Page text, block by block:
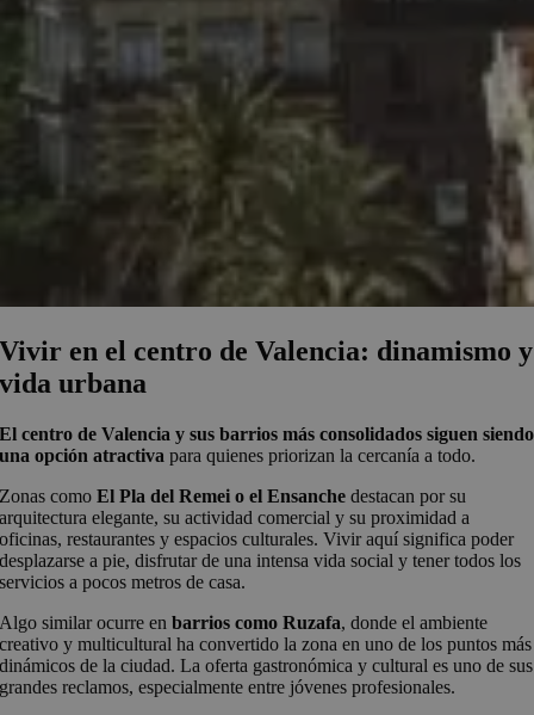
Vivir en el centro de Valencia: dinamismo y
vida urbana
El centro de Valencia y sus barrios más consolidados siguen siendo
una opción atractiva para quienes priorizan la cercanía a todo.
Zonas comoEl Pla del Remei o el Ensanche destacan por su
arquitectura elegante, su actividad comercial y su proximidad a
oficinas, restaurantes y espacios culturales. Vivir aquí significa poder
desplazarse a pie, disfrutar de una intensa vida social y tener todos los
servicios a pocos metros de casa.
Algo similar ocurre en barrios como Ruzafa, donde el ambiente
creativo y multicultural ha convertido la zona en uno de los puntos más
dinámicos de la ciudad. La oferta gastronómica y cultural es uno de sus
grandes reclamos, especialmente entre jóvenes profesionales.